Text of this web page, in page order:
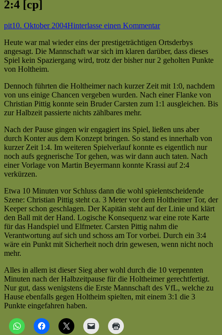
2:4 [cp]
Autor
pitVeröffentlicht
10. Oktober 2004Hinterlasse einen Kommentarzu
7
(10.10.04 So)
|
II
:
VfL
(4:2)
|
Kreisliga
C
|
—
Lichtenau
II
verliert
2:4
[cp]
Heute war mal wieder eins der prestigeträchtigen Ortsderbys
angesagt. Die Mannschaft war sich im klaren darüber, dass dieses
Spiel kein Spaziergang wird, trotz der bisher nur 2 geholten Punkte
von Holtheim.
Dennoch führten die Holtheimer nach kurzer Zeit mit 1:0, nachdem
von uns einige Chancen vergeben wurden. Nach einer Flanke von
Christian Pittig konnte sein Bruder Carsten zum 1:1 ausgleichen. Bis
zur Halbzeit passierte nichts zählbares mehr.
Nach der Pause gingen wir engagiert ins Spiel, ließen uns aber
durch Konter aus dem Konzept bringen. So stand es innerhalb von
kurzer Zeit 1:4. Im weiteren Spielverlauf konnte es eigentlich nur
noch aufs gegnerische Tor gehen, was wir dann auch taten. Nach
einer Vorlage von Martin Beyermann konnte Krassi auf 2:4
verkürzen.
Etwa 10 Minuten vor Schluss dann die wohl spielentscheidende
Szene: Christian Pittig steht ca. 3 Meter vor dem Holtheimer Tor, der
Keeper schon geschlagen. Der Kapitän steht auf der Linie und klärt
den Ball mit der Hand. Logische Konsequenz war eine rote Karte
für das Handspiel und Elfmeter. Carsten Pittig nahm die
Verantwortung auf sich und schoss am Tor vorbei. Durch ein 3:4
wäre ein Punkt mit Sicherheit noch drin gewesen, wenn nicht noch
mehr.
Alles in allem ist dieser Sieg aber wohl durch die 10 verpennten
Minuten nach der Halbzeitpause für die Holtheimer gerechtfertigt.
Nur gut, dass wenigstens die Erste Mannschaft des VfL, welche zu
Hause ebenfalls gegen Holtheim spielten, mit einem 3:1 die 3
Punkte eingefahren haben.